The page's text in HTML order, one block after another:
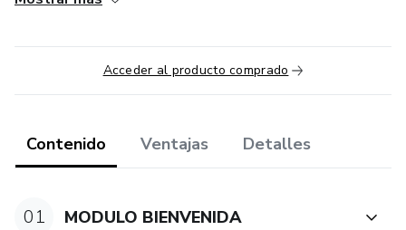
Acceder al producto comprado
Contenido Ventajas Detalles
01 MODULO BIENVENIDA